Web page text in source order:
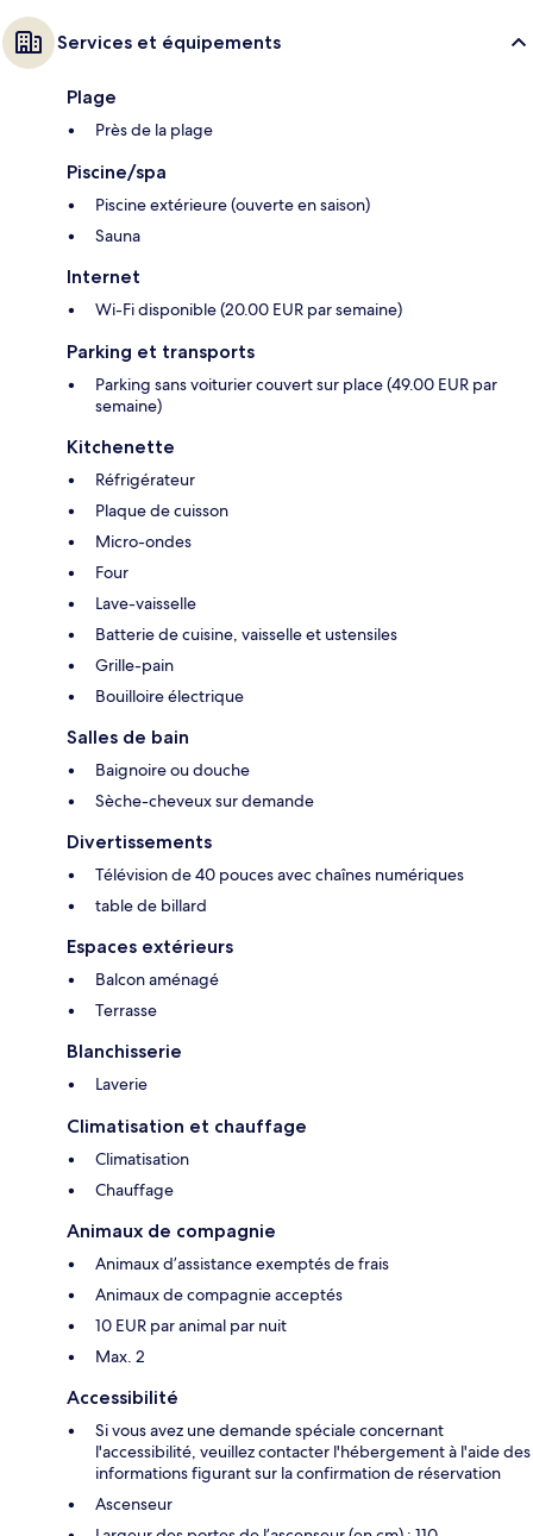
Services et équipements
Plage
Près de la plage
Piscine/spa
Piscine extérieure (ouverte en saison)
Sauna
Internet
Wi-Fi disponible (20.00 EUR par semaine)
Parking et transports
Parking sans voiturier couvert sur place (49.00 EUR par
semaine)
Kitchenette
Réfrigérateur
Plaque de cuisson
Micro-ondes
Four
Lave-vaisselle
Batterie de cuisine, vaisselle et ustensiles
Grille-pain
Bouilloire électrique
Salles de bain
Baignoire ou douche
Sèche-cheveux sur demande
Divertissements
Télévision de 40 pouces avec chaînes numériques
table de billard
Espaces extérieurs
Balcon aménagé
Terrasse
Blanchisserie
Laverie
Climatisation et chauffage
Climatisation
Chauffage
Animaux de compagnie
Animaux d’assistance exemptés de frais
Animaux de compagnie acceptés
10 EUR par animal par nuit
Max. 2
Accessibilité
Si vous avez une demande spéciale concernant
l'accessibilité, veuillez contacter l'hébergement à l'aide des
informations figurant sur la confirmation de réservation
Ascenseur